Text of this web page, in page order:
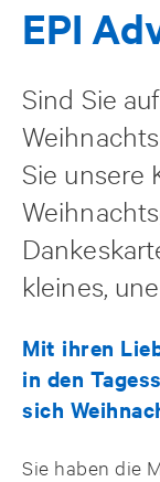
EPI
Sind Sie
Sie unsere
kleines,
Mit ihren
in den
sich
Sie haben die